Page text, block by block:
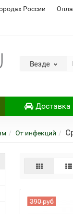
России
Везде
Доставка
От инфекций
390 руб